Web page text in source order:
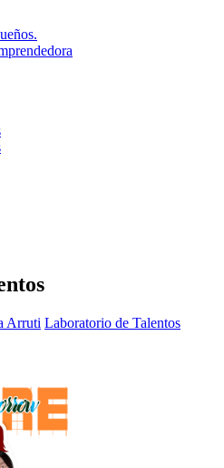
Arruti Laboratorio de Talentos